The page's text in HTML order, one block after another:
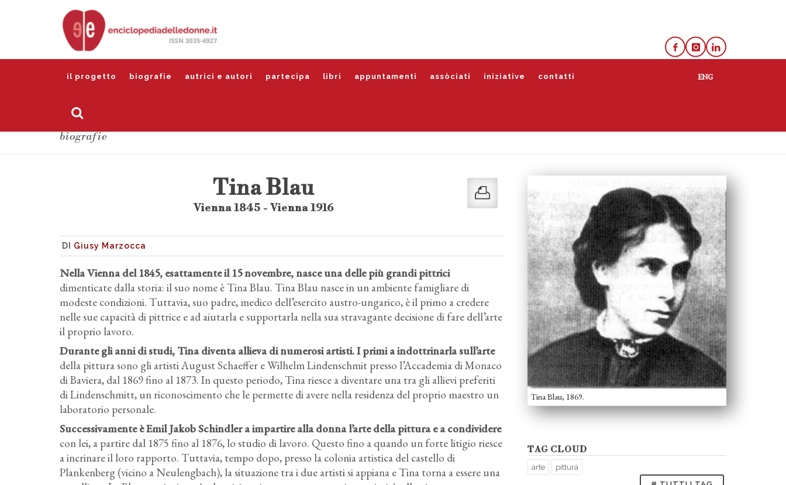
il progetto biografie autrici e autori partecipa libri appuntamenti assòciati iniziative contatti
biografie
Tina Blau, 1869.
TAG CLOUD
arte
pittura
Tina Blau
Vienna 1845 - Vienna 1916
DI Giusy Marzocca
Nella Vienna del 1845, esattamente il 15 novembre, nasce una delle più grandi pittrici
dimenticate dalla storia: il suo nome è Tina Blau. Tina Blau nasce in un ambiente famigliare di
modeste condizioni. Tuttavia, suo padre, medico dell’esercito austro-ungarico, è il primo a credere
nelle sue capacità di pittrice e ad aiutarla e supportarla nella sua stravagante decisione di fare dell’arte
il proprio lavoro.
Durante gli anni di studi, Tina diventa allieva di numerosi artisti. I primi a indottrinarla sull’arte
della pittura sono gli artisti August Schaeffer e Wilhelm Lindenschmit presso l’Accademia di Monaco
di Baviera, dal 1869 fino al 1873. In questo periodo, Tina riesce a diventare una tra gli allievi preferiti
di Lindenschmitt, un riconoscimento che le permette di avere nella residenza del proprio maestro un
laboratorio personale.
Successivamente è Emil Jakob Schindler a impartire alla donna l’arte della pitturae a condividere
con lei, a partire dal 1875 fino al 1876, lo studio di lavoro. Questo fino a quando un forte litigio riesce
a incrinare il loro rapporto. Tuttavia, tempo dopo, presso la colonia artistica del castello di
Plankenberg (vicino a Neulengbach), la situazione tra i due artisti si appiana e Tina torna a essere una